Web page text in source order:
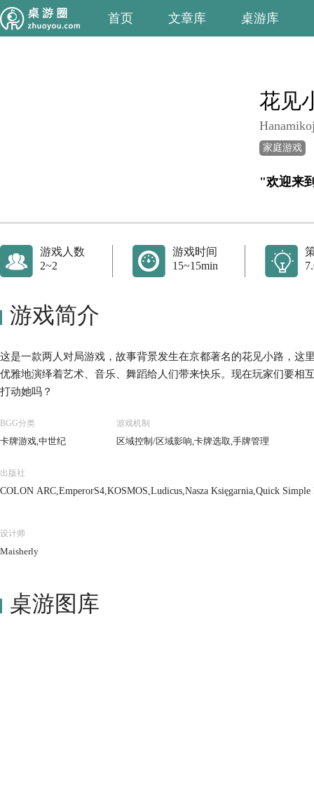
首页 文章库 桌游库
花见
家庭游戏
"欢迎来
游戏人数
2~2
游戏时间
15~15min
游戏简介
这是一款两人对局游戏，故事背景发生在京都著名的花见小路，这
优雅地演绎着艺术、音乐、舞蹈给人们带来快乐。现在玩家们要相
打动她吗？
BGG分类
卡牌游戏,中世纪
游戏机制
区域控制/区域影响,卡牌选取,手牌管理
出版社
COLON ARC,EmperorS4,KOSMOS,Ludicus,Nasza Księgarnia,Quick Simple
设计师
Maisherly
桌游图库